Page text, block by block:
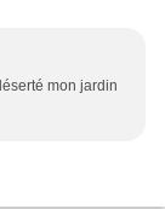
mon jardin